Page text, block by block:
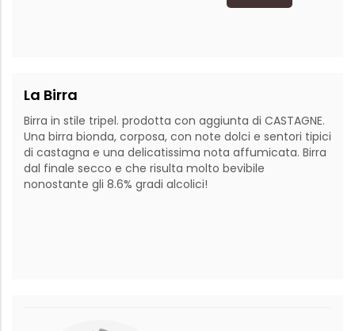
La Birra
Birra in stile tripel. prodotta con aggiunta di CASTAGNE.
Una birra bionda, corposa, con note dolci e sentori tipici
di castagna e una delicatissima nota affumicata. Birra
dal finale secco e che risulta molto bevibile
nonostante gli 8.6% gradi alcolici!